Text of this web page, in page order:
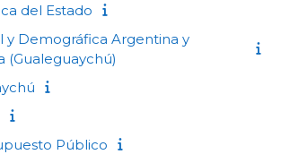
del Estado
y Demográfica Argentina y
(Gualeguaychú)
Público